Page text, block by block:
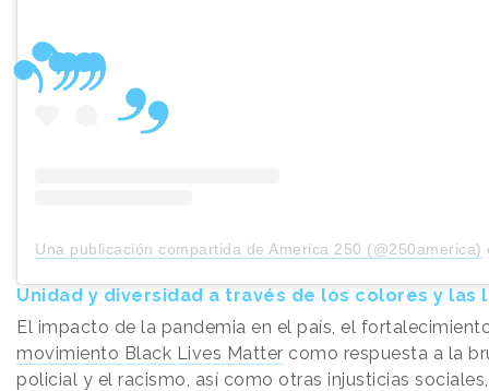
Una publicación compartida de America 250 (@250america)
Unidad y diversidad a través de los colores y las
El impacto de la pandemia en el país, el
movimiento Black Lives Matter como respuesta a la
policial y el racismo, así como otras injusticias